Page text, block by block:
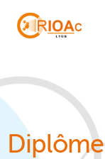
Cookies